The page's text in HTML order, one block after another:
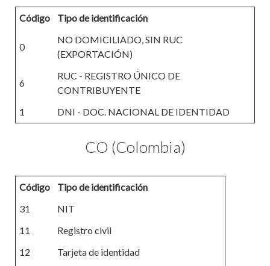
Código Tipo de identificación
0
NO DOMICILIADO, SIN RUC
(EXPORTACIÓN)
6
RUC - REGISTRO ÚNICO DE
CONTRIBUYENTE
1
DNI - DOC. NACIONAL DE IDENTIDAD
CO (Colombia)
Código
Tipo de identificación
31
NIT
11
Registro civil
12
Tarjeta de identidad